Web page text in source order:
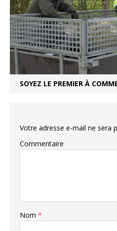
SOYEZ LE PREMIER À
Votre adresse e-mail ne sera
Commentaire
Nom *